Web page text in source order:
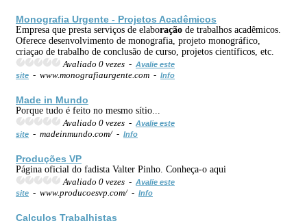
Monografia Urgente - Projetos Acadêmicos
Empresa que presta serviços de elaboração de trabalhos acadêmicos.
Oferece desenvolvimento de monografia, projeto monográfico,
criaçao de trabalho de conclusão de curso, projetos científicos, etc.
Avaliado 0 vezes - Avalie este
site - www.monografiaurgente.com - Info
Made in Mundo
Porque tudo é feito no mesmo sítio...
Avaliado 0 vezes - Avalie este
site - madeinmundo.com/ - Info
Produções VP
Página oficial do fadista Valter Pinho. Conheça-o aqui
Avaliado 0 vezes - Avalie este
site - www.producoesvp.com/ - Info
Calculos Trabalhistas